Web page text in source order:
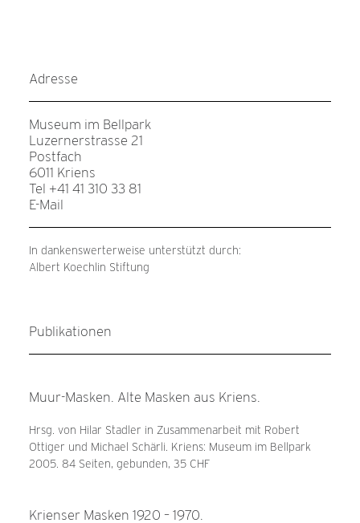
Adresse
Museum im Bellpark
Luzernerstrasse 21
Postfach
6011 Kriens
Tel +41 41 310 33 81
E-Mail
In dankenswerterweise unterstützt durch:
Albert Koechlin Stiftung
Publikationen
Muur-Masken. Alte Masken aus Kriens.
Hrsg. von Hilar Stadler in Zusammenarbeit mit Robert
Ottiger und Michael Schärli. Kriens: Museum im Bellpark
2005. 84 Seiten, gebunden, 35 CHF
Krienser Masken 1920 – 1970.